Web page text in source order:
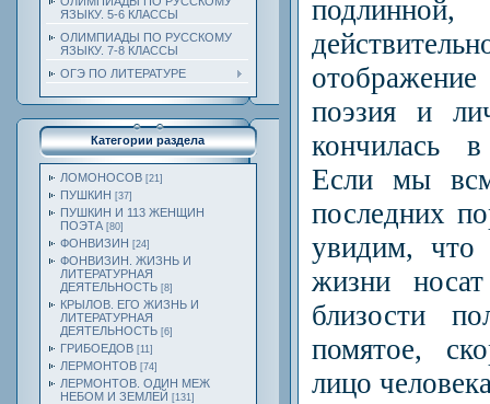
ЯЗЫКУ. 5-6 КЛАССЫ
ОЛИМПИАДЫ ПО РУССКОМУ
ЯЗЫКУ. 7-8 КЛАССЫ
ОГЭ ПО ЛИТЕРАТУРЕ
Категории раздела
ЛОМОНОСОВ [21]
ПУШКИН [37]
ПУШКИН И 113 ЖЕНЩИН
ПОЭТА [80]
ФОНВИЗИН [24]
ФОНВИЗИН. ЖИЗНЬ И
ЛИТЕРАТУРНАЯ
ДЕЯТЕЛЬНОСТЬ [8]
КРЫЛОВ. ЕГО ЖИЗНЬ И
ЛИТЕРАТУРНАЯ
ДЕЯТЕЛЬНОСТЬ [6]
ГРИБОЕДОВ [11]
ЛЕРМОНТОВ [74]
ЛЕРМОНТОВ. ОДИН МЕЖ
НЕБОМ И ЗЕМЛЕЙ [131]
поэзия и
кончилась
Если мы
последних
увидим, что
жизни
близости
помятое,
лицо